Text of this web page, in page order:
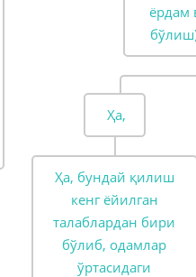
ёрдам
Ҳа,
Ҳа, бундай қилиш
кенг ёйилган
талаблардан бири
бўлиб, одамлар
ўртасидаги